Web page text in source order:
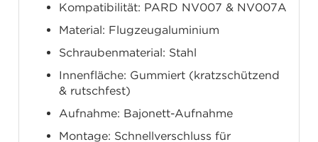
Kompatibilität: PARD NV007 & NV007A
Material: Flugzeugaluminium
Schraubenmaterial: Stahl
Innenfläche: Gummiert (kratzschützend
& rutschfest)
Aufnahme: Bajonett-Aufnahme
Montage: Schnellverschluss für